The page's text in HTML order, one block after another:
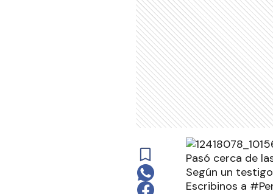
Pasó cerca de
Según un
Escribinos a